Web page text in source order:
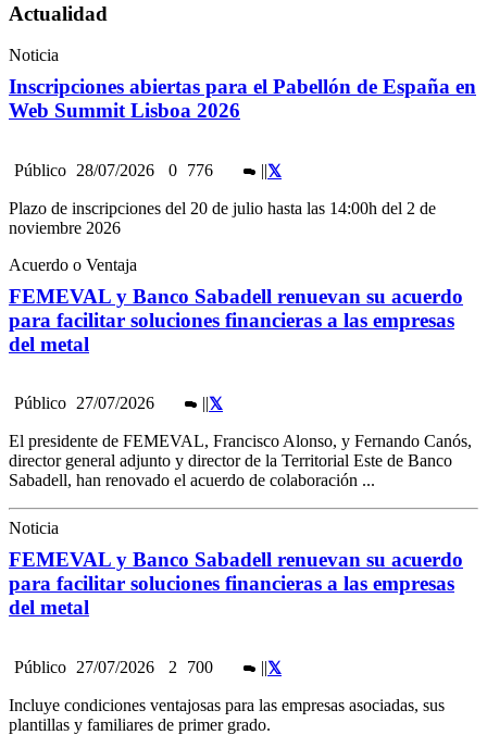
Actualidad
Noticia
Inscripciones abiertas para el Pabellón de España en
Web Summit Lisboa 2026
Público 28/07/2026 0 776 ||
Plazo de inscripciones del 20 de julio hasta las 14:00h del 2 de
noviembre 2026
Acuerdo o Ventaja
FEMEVAL y Banco Sabadell renuevan su acuerdo
para facilitar soluciones financieras a las empresas
del metal
Público 27/07/2026 ||
El presidente de FEMEVAL, Francisco Alonso, y Fernando Canós,
director general adjunto y director de la Territorial Este de Banco
Sabadell, han renovado el acuerdo de colaboración ...
Noticia
FEMEVAL y Banco Sabadell renuevan su acuerdo
para facilitar soluciones financieras a las empresas
del metal
Público 27/07/2026 2 700 ||
Incluye condiciones ventajosas para las empresas asociadas, sus
plantillas y familiares de primer grado.